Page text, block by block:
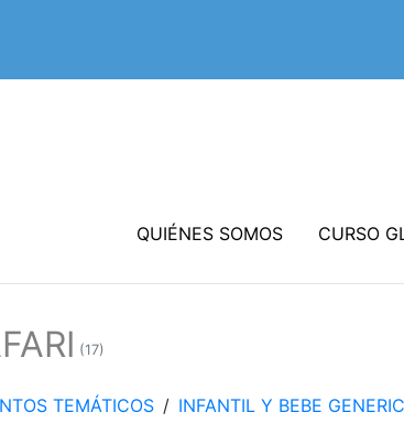
QUIÉNES SOMOS CURSO
(17)
TEMÁTICOS / INFANTIL Y BEBE